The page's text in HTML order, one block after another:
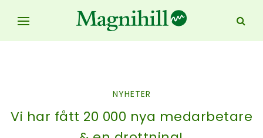
NYHETER
Vi har fått 20 000 nya medarbetare